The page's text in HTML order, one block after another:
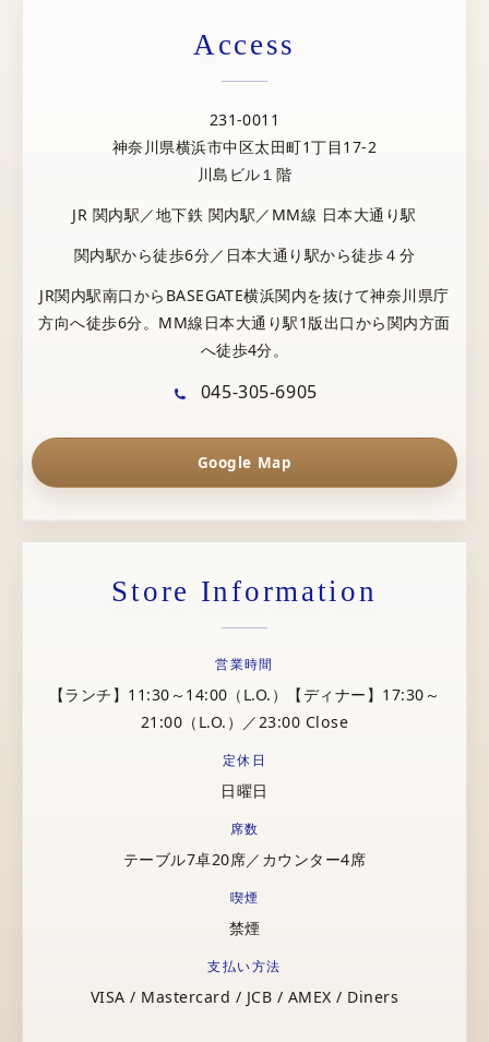
Access
231-0011
神奈川県横浜市中区太田町1丁目17-2
川島ビル１階
JR 関内駅／地下鉄 関内駅／MM線 日本大通り駅
関内駅から徒歩6分／日本大通り駅から徒歩４分
JR関内駅南口からBASEGATE横浜関内を抜けて神奈川県庁
方向へ徒歩6分。MM線日本大通り駅1版出口から関内方面
へ徒歩4分。
045-305-6905
Google Map
Store Information
営業時間
【ランチ】11:30～14:00（L.O.）【ディナー】17:30～
21:00（L.O.）／23:00 Close
定休日
日曜日
席数
テーブル7卓20席／カウンター4席
喫煙
禁煙
支払い方法
VISA / Mastercard / JCB / AMEX / Diners